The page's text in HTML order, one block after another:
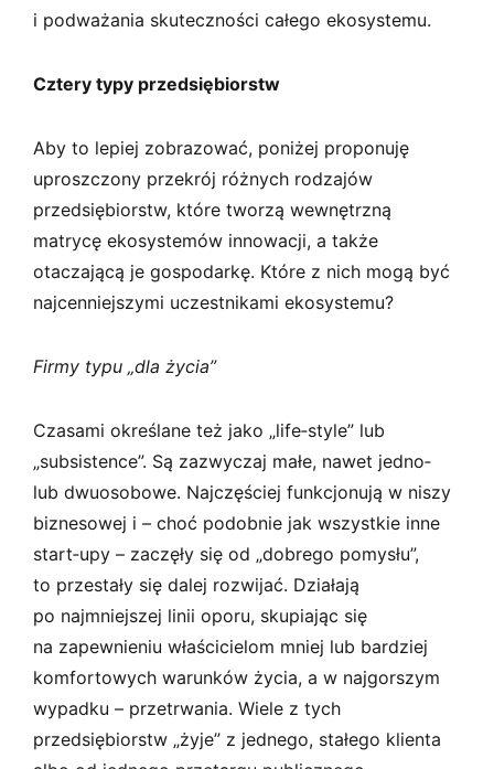
i podważania skuteczności całego ekosystemu.
Cztery typy przedsiębiorstw
Aby to lepiej zobrazować, poniżej proponuję
uproszczony przekrój różnych rodzajów
przedsiębiorstw, które tworzą wewnętrzną
matrycę ekosystemów innowacji, a także
otaczającą je gospodarkę. Które z nich mogą być
najcenniejszymi uczestnikami ekosystemu?
Firmy typu „dla życia”
Czasami określane też jako „life­‑style” lub
„subsistence”. Są zazwyczaj małe, nawet jedno‑
lub dwuosobowe. Najczęściej funkcjonują w niszy
biznesowej i – choć podobnie jak wszystkie inne
start­‑upy – zaczęły się od „dobrego pomysłu”,
to przestały się dalej rozwijać. Działają
po najmniejszej linii oporu, skupiając się
na zapewnieniu właścicielom mniej lub bardziej
komfortowych warunków życia, a w najgorszym
wypadku – przetrwania. Wiele z tych
przedsiębiorstw „żyje” z jednego, stałego klienta